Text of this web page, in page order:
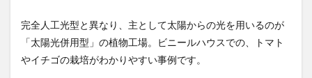
規模
推移
3.2
完全人工光型と異なり、主として太陽からの光を用いるのが
「太陽光併用型」の植物工場。ビニールハウスでの、トマト
やイチゴの栽培がわかりやすい事例です。